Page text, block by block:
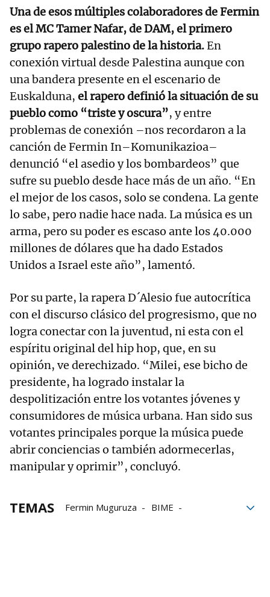
Una de esos múltiples colaboradores de Fermin
es el MC Tamer Nafar, de DAM, el primero
grupo rapero palestino de la historia.En
conexión virtual desde Palestina aunque con
una bandera presente en el escenario de
Euskalduna, el rapero definió la situación de su
pueblo como “triste y oscura”, y entre
problemas de conexión –nos recordaron a la
canción de Fermin In–Komunikazioa–
denunció “el asedio y los bombardeos” que
sufre su pueblo desde hace más de un año. “En
el mejor de los casos, solo se condena. La gente
lo sabe, pero nadie hace nada. La música es un
arma, pero su poder es escaso ante los 40.000
millones de dólares que ha dado Estados
Unidos a Israel este año”, lamentó.
Por su parte, la rapera D´Alesio fue autocrítica
con el discurso clásico del progresismo, que no
logra conectar con la juventud, ni esta con el
espíritu original del hip hop, que, en su
opinión, ve derechizado. “Milei, ese bicho de
presidente, ha logrado instalar la
despolitización entre los votantes jóvenes y
consumidores de música urbana. Han sido sus
votantes principales porque la música puede
abrir conciencias o también adormecerlas,
manipular y oprimir”, concluyó.
TEMAS Fermin Muguruza
BIME